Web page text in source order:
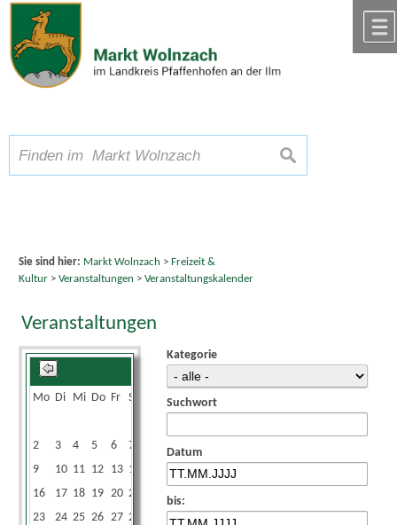
Zum Inhalt,zur Navigation
Schriftgröße A A A suchen
Sie sind hier: Markt Wolnzach > Freizeit &
Kultur> Veranstaltungen > Veranstaltungskalender
Veranstaltungen
Mo Di Mi Do Fr Sa
2
3 4 5 6 7
9
10 11 12 13 14
16
17 18 19 20 21
23
24 25 26 27 28
Kategorie
Suchwort
Datum
bis: